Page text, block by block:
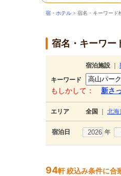
宿・ホテル > 宿名・キーワード
宿名・キーワー
宿泊施設
キーワード
もしかして： 新さ
エリア 全国 北海
宿泊日 年
94軒 絞込み条件に合